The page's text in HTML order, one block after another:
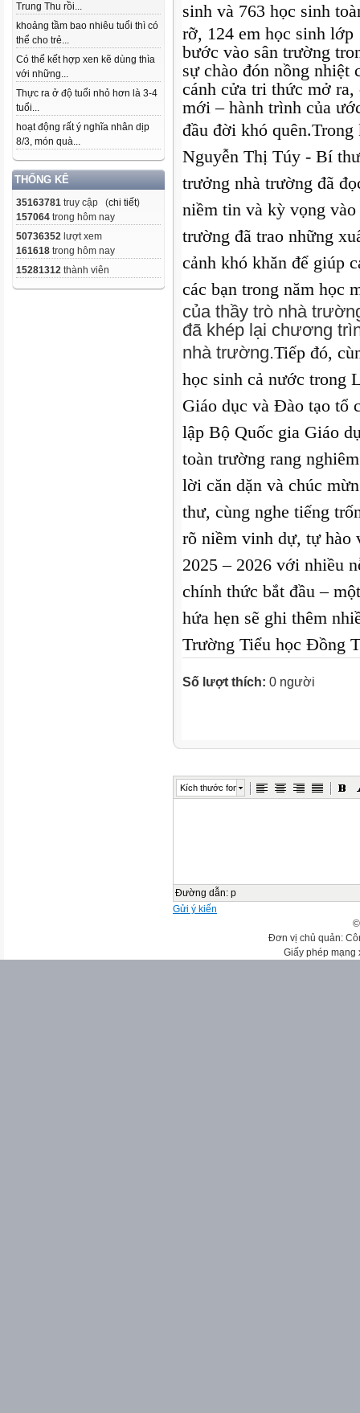
Trung Thu rồi...
khoảng tầm bao nhiêu tuổi thì có
thể cho trẻ...
Có thể kết hợp xen kẽ dùng thìa
với những...
Thực ra ở độ tuổi nhỏ hơn là 3-4
tuổi...
hoạt động rất ý nghĩa nhân dịp
8/3, món quà...
THỐNG KÊ
35163781 truy cập (chi tiết)
157064 trong hôm nay
50736352 lượt xem
161618 trong hôm nay
15281312 thành viên
sinh và 763 học sinh
rỡ, 124 em học sinh
bước vào sân trường
sự chào đón nồng nhiệt
cánh cửa tri thức mở ra,
mới – hành trình của
đầu đời khó quên.Trong
Nguyễn Thị Túy - Bí
trưởng nhà trường đã
niềm tin và kỳ vọng
trường đã trao những
cảnh khó khăn để giúp
các bạn trong năm học
của thầy trò nhà
đã khép lại chương
nhà trường.Tiếp đó,
học sinh cả nước trong
Giáo dục và Đào tạo tổ
lập Bộ Quốc gia Giáo
toàn trường rang
lời căn dặn và chúc
thư, cùng nghe tiếng
rõ niềm vinh dự, tự hào
2025 – 2026 với nhiều
chính thức bắt đầu –
hứa hẹn sẽ ghi thêm
Trường Tiểu học Đồng
Số lượt thích: 0 người
Kích thước font
Đường dẫn: p
Gửi ý kiến
Đơn vị chủ quản:
Giấy phép mạng